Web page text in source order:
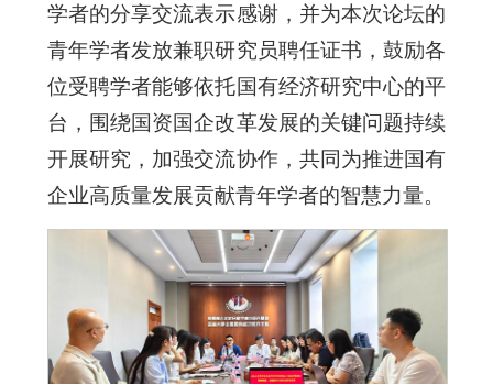
学者的分享交流表示感谢，并为本次论坛的
青年学者发放兼职研究员聘任证书，鼓励各
位受聘学者能够依托国有经济研究中心的平
台，围绕国资国企改革发展的关键问题持续
开展研究，加强交流协作，共同为推进国有
企业高质量发展贡献青年学者的智慧力量。